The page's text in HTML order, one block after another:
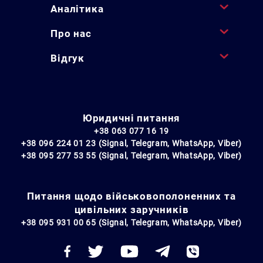
Аналітика
Про нас
Відгук
Юридичні питання
+38 063 077 16 19
+38 096 224 01 23 (Signal, Telegram, WhatsApp, Viber)
+38 095 277 53 55 (Signal, Telegram, WhatsApp, Viber)
Питання щодо військовополоненних та
цивільних заручників
+38 095 931 00 65 (Signal, Telegram, WhatsApp, Viber)